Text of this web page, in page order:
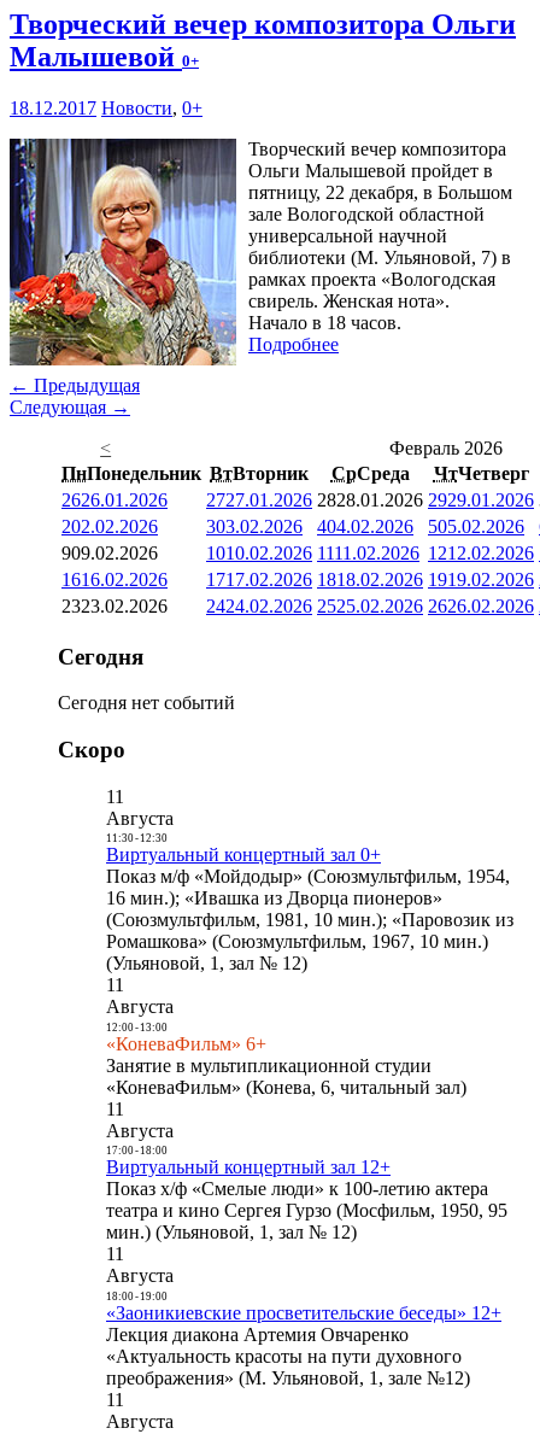
Творческий вечер композитора Ольги
Малышевой 0+
18.12.2017 Новости, 0+
Творческий вечер композитора
Ольги Малышевой пройдет в
пятницу, 22 декабря, в Большом
зале Вологодской областной
универсальной научной
библиотеки (М. Ульяновой, 7) в
рамках проекта «Вологодская
свирель. Женская нота».
Начало в 18 часов.
Подробнее
← Предыдущая
Следующая →
<
Февраль 2026
ПнПонедельник ВтВторник СрСреда ЧтЧетверг
2626.01.2026 2727.01.2026 2828.01.2026 2929.01.2026
202.02.2026 303.02.2026 404.02.2026 505.02.2026
909.02.2026 1010.02.2026 1111.02.2026 1212.02.2026
1616.02.2026 1717.02.2026 1818.02.2026 1919.02.2026
2323.02.2026 2424.02.2026 2525.02.2026 2626.02.2026
Сегодня
Сегодня нет событий
Скоро
11
Августа
11:30- 12:30
Виртуальный концертный зал 0+
Показ м/ф «Мойдодыр» (Союзмультфильм, 1954,
16 мин.); «Ивашка из Дворца пионеров»
(Союзмультфильм, 1981, 10 мин.); «Паровозик из
Ромашкова» (Союзмультфильм, 1967, 10 мин.)
(Ульяновой, 1, зал № 12)
11
Августа
12:00- 13:00
«КоневаФильм» 6+
Занятие в мультипликационной студии
«КоневаФильм» (Конева, 6, читальный зал)
11
Августа
17:00- 18:00
Виртуальный концертный зал 12+
Показ х/ф «Смелые люди» к 100-летию актера
театра и кино Сергея Гурзо (Мосфильм, 1950, 95
мин.) (Ульяновой, 1, зал № 12)
11
Августа
18:00- 19:00
«Заоникиевские просветительские беседы» 12+
Лекция диакона Артемия Овчаренко
«Актуальность красоты на пути духовного
преображения» (М. Ульяновой, 1, зале №12)
11
Августа